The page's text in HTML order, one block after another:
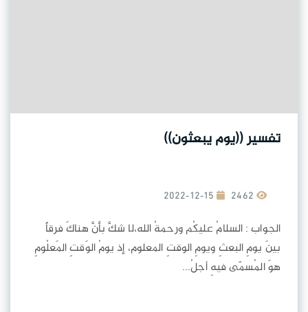
تفسير ((يوم يبعثون))
2022-12-15
الجواب : السلامُ عليكُم ورحمةُ الله،لا شكَّ بأنَّ هناكَ فرقاً
بينَ يومِ البعثِ ويومِ الوقتِ المعلوم، إذ يومُ الوَقتِ المَعلُومِ
هوَ المُسمّى فيهِ أجلُ...